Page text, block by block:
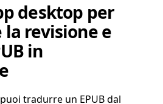
desktop per
revisione e
in
tradurre un EPUB dal